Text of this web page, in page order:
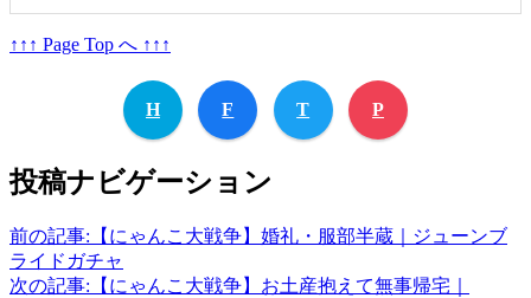
↑↑↑ Page Top へ ↑↑↑
H F T P
投稿ナビゲーション
前の記事: 【にゃんこ大戦争】婚礼・服部半蔵｜ジューンブ
ライドガチャ
次の記事: 【にゃんこ大戦争】お土産抱えて無事帰宅｜